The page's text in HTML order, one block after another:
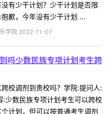
有少干计划？少干计划是否限
歉，今年没有少干计划 ...
学院 2022-11-07
吗少数民族专项计划考生跨
校调剂到贵校吗？学院:提问人:
数民族专项计划考生可以跨校
计划，但可以按普通考生调剂